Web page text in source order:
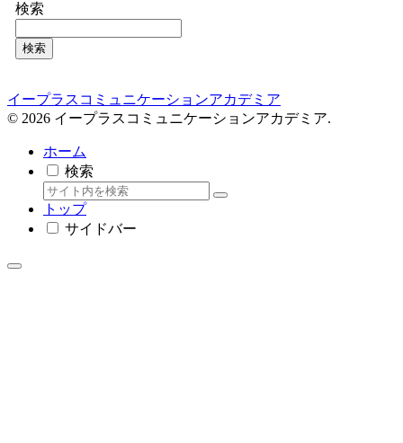
検索
検索
イープラスコミュニケーションアカデミア
© 2026 イープラスコミュニケーションアカデミア.
ホーム
検索
トップ
サイドバー